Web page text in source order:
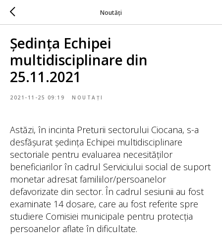
Noutăți
Ședința Echipei
multidisciplinare din
25.11.2021
2021-11-25 09:19 NOUTAȚI
Astăzi, în incinta Preturii sectorului Ciocana, s-a
desfășurat ședința Echipei multidisciplinare
sectoriale pentru evaluarea necesităților
beneficiarilor în cadrul Serviciului social de suport
monetar adresat familiilor/persoanelor
defavorizate din sector. În cadrul sesiunii au fost
examinate 14 dosare, care au fost referite spre
studiere Comisiei municipale pentru protecția
persoanelor aflate în dificultate.